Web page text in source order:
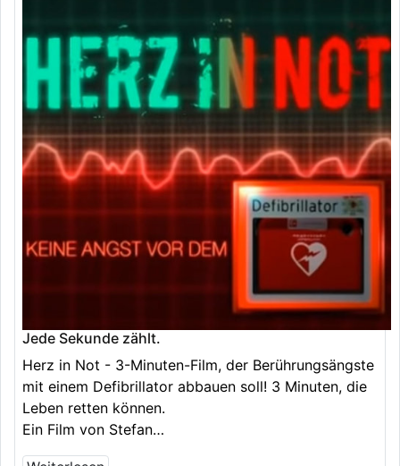
Jede Sekunde zählt.
Herz in Not - 3-Minuten-Film, der Berührungsängste
mit einem Defibrillator abbauen soll! 3 Minuten, die
Leben retten können.
Ein Film von Stefan…